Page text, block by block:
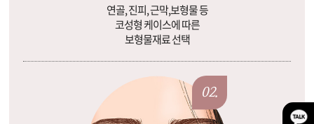
연골, 진피, 근막,보형물 등
코성형 케이스에 따른
보형물재료 선택
02.